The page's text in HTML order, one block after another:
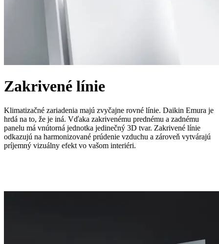
Zakrivené línie
Klimatizačné zariadenia majú zvyčajne rovné línie. Daikin Emura je
hrdá na to, že je iná. Vďaka zakrivenému prednému a zadnému
panelu má vnútorná jednotka jedinečný 3D tvar. Zakrivené línie
odkazujú na harmonizované prúdenie vzduchu a zároveň vytvárajú
príjemný vizuálny efekt vo vašom interiéri.